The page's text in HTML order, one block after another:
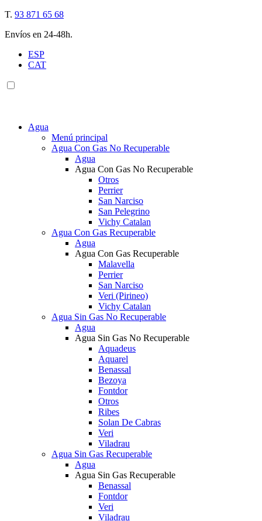
T. 93 871 65 68
Envíos en 24-48h.
ESP
CAT
Agua
Menú principal
Agua Con Gas No Recuperable
Agua
Agua Con Gas No Recuperable
Otros
Perrier
San Narciso
San Pelegrino
Vichy Catalan
Agua Con Gas Recuperable
Agua
Agua Con Gas Recuperable
Malavella
Perrier
San Narciso
Veri (Pirineo)
Vichy Catalan
Agua Sin Gas No Recuperable
Agua
Agua Sin Gas No Recuperable
Aquadeus
Aquarel
Benassal
Bezoya
Fontdor
Otros
Ribes
Solan De Cabras
Veri
Viladrau
Agua Sin Gas Recuperable
Agua
Agua Sin Gas Recuperable
Benassal
Fontdor
Veri
Viladrau